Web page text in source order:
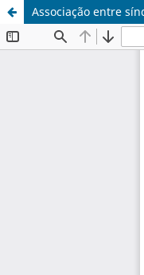
Associação entre